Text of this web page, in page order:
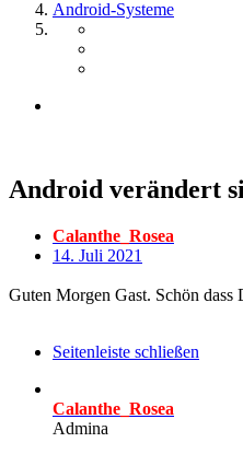
Android-Systeme
Android verändert
Calanthe_Rosea
14. Juli 2021
Guten Morgen Gast. Schön dass
Seitenleiste schließen
Calanthe_Rosea
Admina